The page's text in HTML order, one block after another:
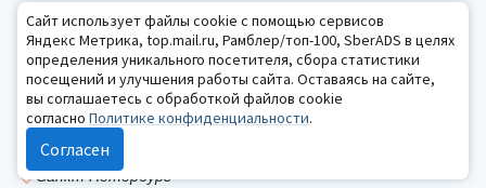
КАЛЕНДАРЬ СОБЫТИЙ
15 августа
Санкт-Петербург
Фестиваль «Гори и не сгорай»
2 — 10 сентября
Санкт-Петербург
Сайт использует файлы cookie с помощью сервисов
Яндекс Метрика, top.mail.ru, Рамблер/топ-100, SberADS в целях
определения уникального посетителя, сбора статистики
посещений и улучшения работы сайта. Оставаясь на сайте,
вы соглашаетесь с обработкой файлов cookie
согласно Политике конфиденциальности.
Согласен